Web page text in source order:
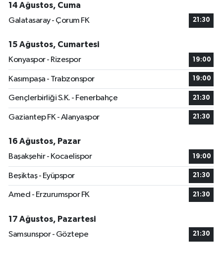
14 Ağustos, Cuma
Galatasaray - Çorum FK
21:30
15 Ağustos, Cumartesi
Konyaspor - Rizespor
19:00
Kasımpaşa - Trabzonspor 19:00
Gençlerbirliği S.K. - Fenerbahçe 21:30
Gaziantep FK - Alanyaspor 21:30
16 Ağustos, Pazar
Başakşehir - Kocaelispor
19:00
Beşiktaş - Eyüpspor 21:30
Amed - Erzurumspor FK 21:30
17 Ağustos, Pazartesi
Samsunspor - Göztepe
21:30